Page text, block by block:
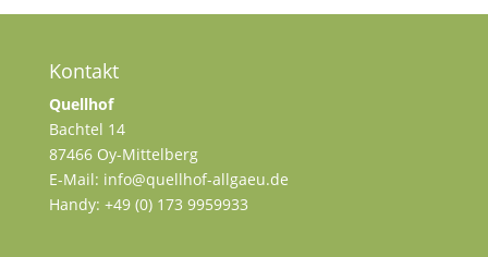
Kontakt
Quellhof
Bachtel 14
87466 Oy-Mittelberg
E-Mail: info@quellhof-allgaeu.de
Handy: +49 (0) 173 9959933